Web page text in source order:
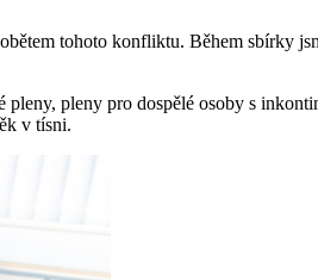
tohoto konfliktu. Během sbírky
pleny pro dospělé osoby s
v tísni.